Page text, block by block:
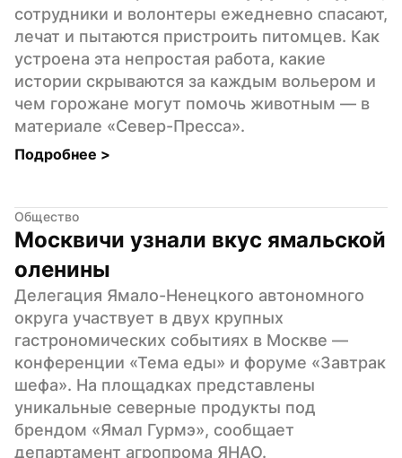
сотрудники и волонтеры ежедневно спасают,
лечат и пытаются пристроить питомцев. Как
устроена эта непростая работа, какие
истории скрываются за каждым вольером и
чем горожане могут помочь животным — в
материале «Север-Пресса».
Подробнее >
Общество
Москвичи узнали вкус ямальской
оленины
Делегация Ямало-Ненецкого автономного
округа участвует в двух крупных
гастрономических событиях в Москве —
конференции «Тема еды» и форуме «Завтрак
шефа». На площадках представлены
уникальные северные продукты под
брендом «Ямал Гурмэ», сообщает
департамент агропрома ЯНАО.